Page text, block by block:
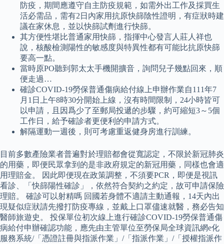
防疫，期間應遵守自主防疫規範，如需外出工作及採買生
活必需品，需有2日內家用抗原快篩陰性證明，有症狀時建
議在家休息，並以快篩試劑進行快篩。
其方便性堪比普通家用快篩，指揮中心發言人莊人祥也
說，核酸檢測陽性的敏感度與特異性都有可能比抗原快篩
要高一點。
當時原PO聽到郭太太手機開擴音，詢問兒子幾點回來，順
便走過…
確診COVID-19勞保普通傷病給付線上申辦作業自111年7
月1日上午8時30分開始上線，沒有時間限制，24小時皆可
以申請，且因爲少了至郵局投遞的步驟，約可縮短3～5個
工作日，給予確診者更便利的申請方式。
解隔運動一週後，則可考慮重返健身房進行訓練。
目前多數產險業者普遍對於理賠都會從寬認定，不限於新冠肺炎
的用藥，即便民眾拿到的是非政府規定的新冠用藥，同樣也會適
用理賠金。 因此即便現在政策調整，不須要PCR，即便是視訊
看診、「快篩陽性確診」，依然符合契約之約定，故可申請保險
理賠。 確診可以射精嗎 回國若身體不適請主動通報，14天內出
現疑似症狀請先撥打防疫專線，並戴上口罩儘速就醫，務必告知
醫師旅遊史。 投保單位初次線上進行確診COVID-19勞保普通傷
病給付申辦確認功能，應先由主管單位至勞保局全球資訊網e化
服務系統/「憑證註冊與指派作業」/「指派作業」/「授權指派作